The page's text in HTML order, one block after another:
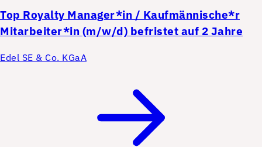
Top Royalty Manager*in / Kaufmännische*r
Mitarbeiter*in (m/w/d) befristet auf 2 Jahre
Edel SE & Co. KGaA